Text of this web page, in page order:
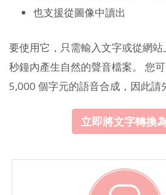
也支援從圖像中讀出
要使用它，只需輸入文字或從網
秒鐘內產生自然的聲音檔案。 您
5,000 個字元的語音合成，因此請
立即將文字轉換